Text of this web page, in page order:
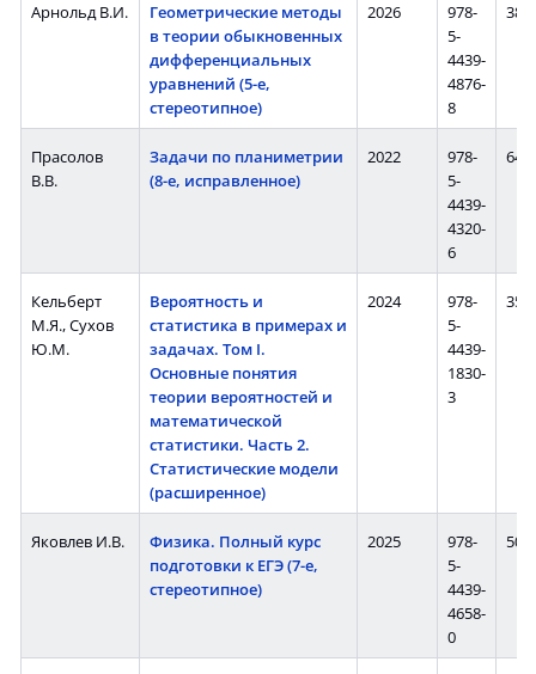
Арнольд В.И.
Геометрические методы
в теории обыкновенных
дифференциальных
уравнений (5-е,
стереотипное)
2026
978-
5-
4439-
4876-
8
384
Прасолов
В.В.
Задачи по планиметрии
(8-е, исправленное)
2022
978-
5-
4439-
4320-
6
640
Кельберт
М.Я., Сухов
Ю.М.
Вероятность и
статистика в примерах и
задачах. Том I.
Основные понятия
теории вероятностей и
математической
статистики. Часть 2.
Статистические модели
(расширенное)
2024
978-
5-
4439-
1830-
3
352
Яковлев И.В.
Физика. Полный курс
подготовки к ЕГЭ (7-е,
стереотипное)
2025
978-
5-
4439-
4658-
0
508